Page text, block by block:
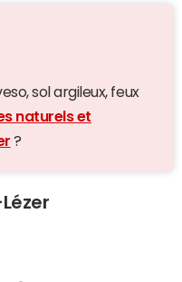
sol argileux, feux
naturels et
?